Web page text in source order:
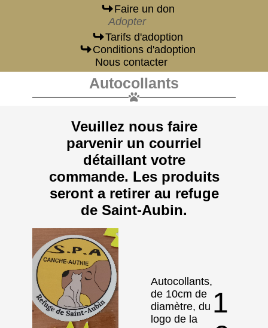
Faire un don
Adopter
Tarifs d'adoption
Conditions d'adoption
Nous contacter
Autocollants
Veuillez nous faire
parvenir un courriel
détaillant votre
commande. Les produits
seront a retirer au refuge
de Saint-Aubin.
Autocollants,
de 10cm de
diamètre, du
logo de la
1